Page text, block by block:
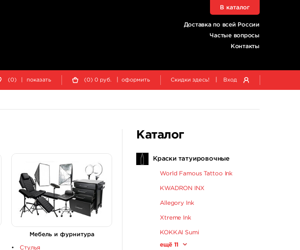
Доставка по всей России
Частые вопросы
Контакты
В каталог
(0) показать (0) 0 руб. оформить Скидки здесь! Вход
Мебель и фурнитура
Стулья
Каталог
World Famous Tattoo Ink
KWADRON INX
Allegory Ink
Xtreme Ink
KOKKAI Sumi
ещё 11
Краски татуировочные